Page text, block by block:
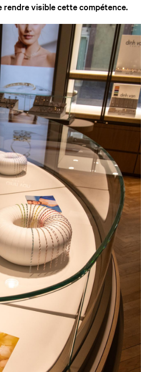
rendre visible cette compétence.